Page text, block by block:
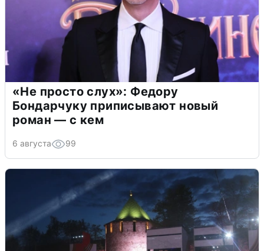
«Не просто слух»: Федору
Бондарчуку приписывают новый
роман — с кем
6 августа 99